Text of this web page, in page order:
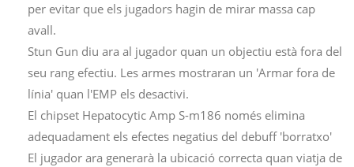
per evitar que els jugadors hagin de mirar massa cap
avall.
Stun Gun diu ara al jugador quan un objectiu està fora del
seu rang efectiu. Les armes mostraran un 'Armar fora de
línia' quan l'EMP els desactivi.
El chipset Hepatocytic Amp S-m186 només elimina
adequadament els efectes negatius del debuff 'borratxo'
El jugador ara generarà la ubicació correcta quan viatja de